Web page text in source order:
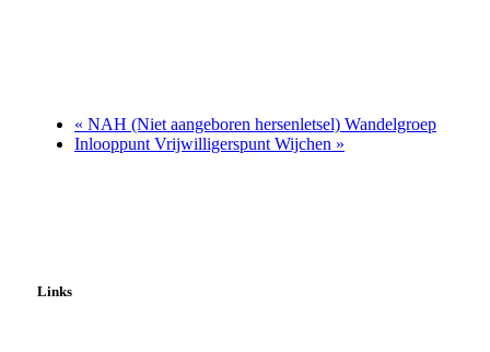
« NAH (Niet aangeboren hersenletsel) Wandelgroep
Inlooppunt Vrijwilligerspunt Wijchen »
Links